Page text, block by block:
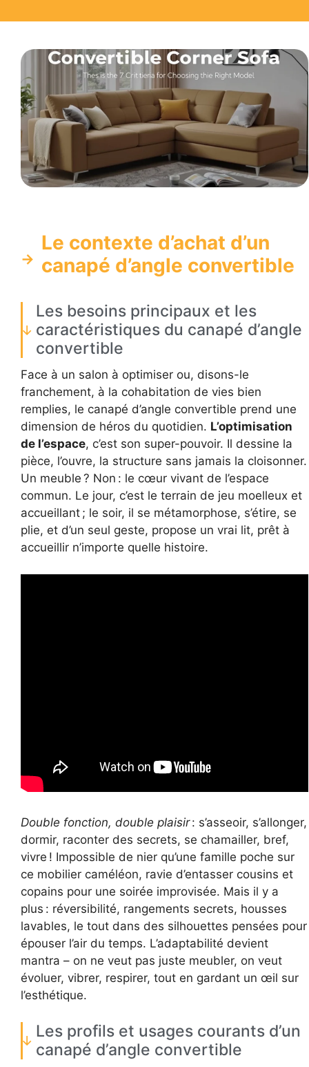
Le contexte d’achat d’un
canapé d’angle convertible
Les besoins principaux et les
caractéristiques du canapé d’angle
convertible
Face à un salon à optimiser ou, disons-le
franchement, à la cohabitation de vies bien
remplies, le canapé d’angle convertible prend une
dimension de héros du quotidien. L’optimisation
de l’espace, c’est son super-pouvoir. Il dessine la
pièce, l’ouvre, la structure sans jamais la cloisonner.
Un meuble ? Non : le cœur vivant de l’espace
commun. Le jour, c’est le terrain de jeu moelleux et
accueillant ; le soir, il se métamorphose, s’étire, se
plie, et d’un seul geste, propose un vrai lit, prêt à
accueillir n’importe quelle histoire.
Double fonction, double plaisir: s’asseoir, s’allonger,
dormir, raconter des secrets, se chamailler, bref,
vivre ! Impossible de nier qu’une famille poche sur
ce mobilier caméléon, ravie d’entasser cousins et
copains pour une soirée improvisée. Mais il y a
plus : réversibilité, rangements secrets, housses
lavables, le tout dans des silhouettes pensées pour
épouser l’air du temps. L’adaptabilité devient
mantra – on ne veut pas juste meubler, on veut
évoluer, vibrer, respirer, tout en gardant un œil sur
l’esthétique.
Les profils et usages courants d’un
canapé d’angle convertible